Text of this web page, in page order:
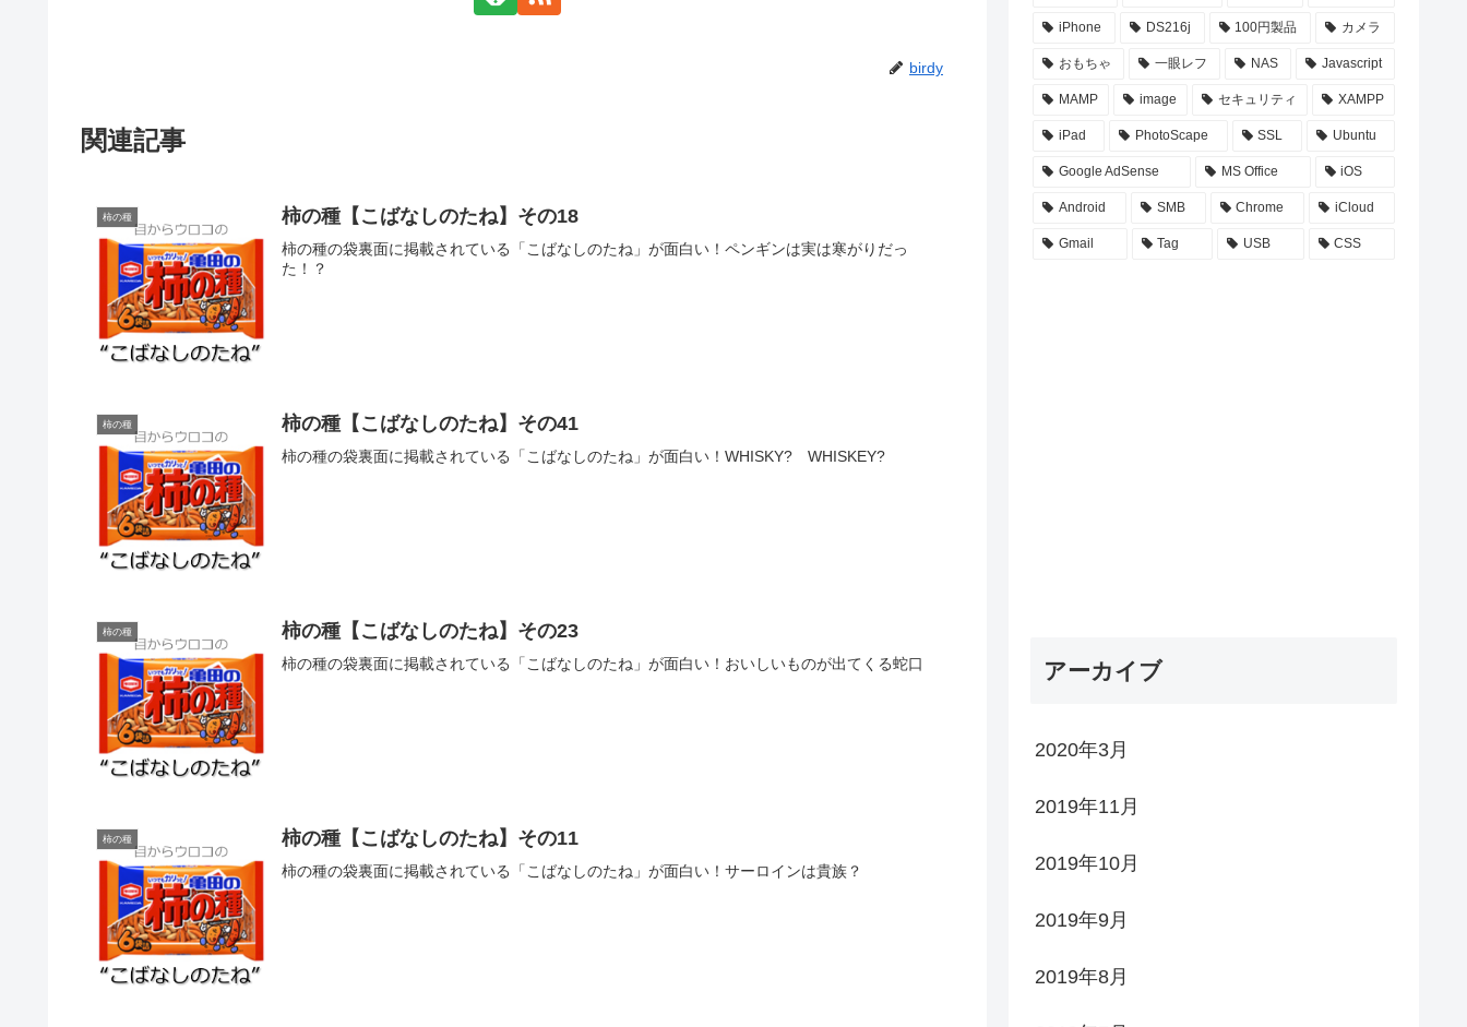
birdy
関連記事
柿の種 柿の種【こばなしのたね】その18
柿の種の袋裏面に掲載されている「こばなしのたね」が面白い！ペンギンは実は寒がりだっ
た！？
柿の種 柿の種【こばなしのたね】その41
柿の種の袋裏面に掲載されている「こばなしのたね」が面白い！WHISKY? WHISKEY?
柿の種 柿の種【こばなしのたね】その23
柿の種の袋裏面に掲載されている「こばなしのたね」が面白い！おいしいものが出てくる蛇口
柿の種 柿の種【こばなしのたね】その11
柿の種の袋裏面に掲載されている「こばなしのたね」が面白い！サーロインは貴族？
iPhone DS216j 100円製品 カメラ
おもちゃ 一眼レフ NAS Javascript
MAMP image セキュリティ XAMPP
iPad PhotoScape SSL Ubuntu
Google AdSense MS Office iOS
Android SMB Chrome iCloud
Gmail Tag USB CSS
アーカイブ
2020年3月
2019年11月
2019年10月
2019年9月
2019年8月